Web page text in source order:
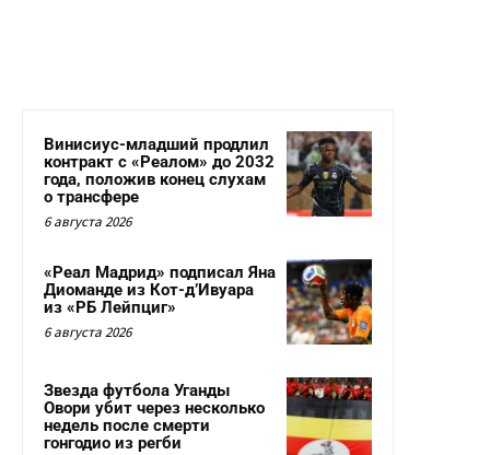
Винисиус-младший продлил
контракт с «Реалом» до 2032
года, положив конец слухам
о трансфере
6 августа 2026
«Реал Мадрид» подписал Яна
Диоманде из Кот-д’Ивуара
из «РБ Лейпциг»
6 августа 2026
Звезда футбола Уганды
Овори убит через несколько
недель после смерти
гонгодио из регби